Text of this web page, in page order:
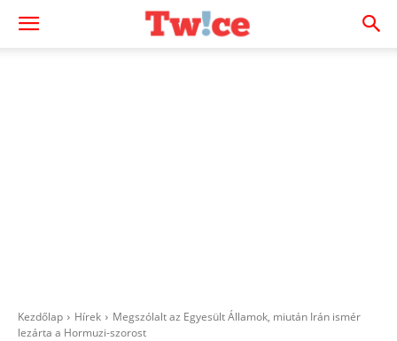
Kezdőlap Hírek
Megszólalt az Egyesült Államok, miután Irán ismér
lezárta a Hormuzi-szorost